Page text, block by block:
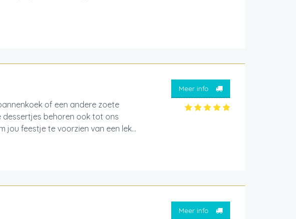
of een andere zoete
dessertjes behoren ook tot ons
jou feestje te voorzien van een lek...
Meer info
Meer info